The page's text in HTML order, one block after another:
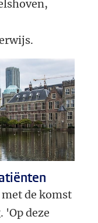
de komst
'Op deze